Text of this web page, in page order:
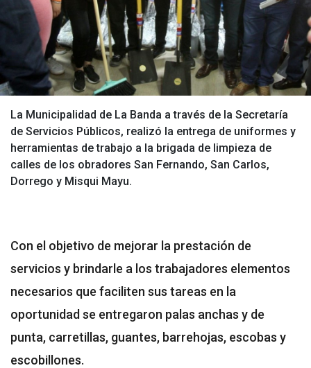
La Municipalidad de La Banda a través de la Secretaría
de Servicios Públicos, realizó la entrega de uniformes y
herramientas de trabajo a la brigada de limpieza de
calles de los obradores San Fernando, San Carlos,
Dorrego y Misqui Mayu.
Con el objetivo de mejorar la prestación de
servicios y brindarle a los trabajadores elementos
necesarios que faciliten sus tareas en la
oportunidad se entregaron palas anchas y de
punta, carretillas, guantes, barrehojas, escobas y
escobillones.